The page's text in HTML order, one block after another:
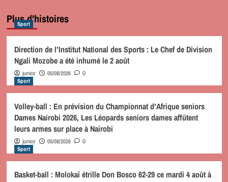
Plus d'histoires
Sport
Direction de l’Institut National des Sports : Le Chef de Division
Ngali Mozobe a été inhumé le 2 août
junior 05/08/2026 0
Sport
Volley-ball : En prévision du Championnat d’Afrique seniors
Dames Nairobi 2026, Les Léopards seniors dames affûtent
leurs armes sur place à Nairobi
junior 05/08/2026 0
Sport
Basket-ball : Molokaï étrille Don Bosco 62-29 ce mardi 4 août à